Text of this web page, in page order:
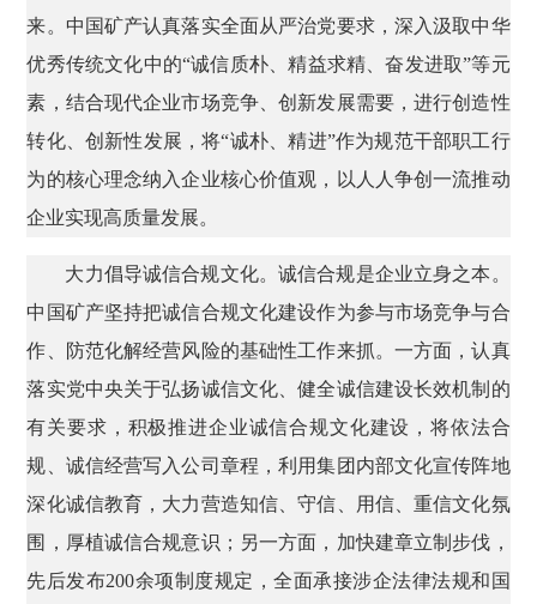
来。中国矿产认真落实全面从严治党要求，深入汲取中华
优秀传统文化中的“诚信质朴、精益求精、奋发进取”等元
素，结合现代企业市场竞争、创新发展需要，进行创造性
转化、创新性发展，将“诚朴、精进”作为规范干部职工行
为的核心理念纳入企业核心价值观，以人人争创一流推动
企业实现高质量发展。
大力倡导诚信合规文化。诚信合规是企业立身之本。
中国矿产坚持把诚信合规文化建设作为参与市场竞争与合
作、防范化解经营风险的基础性工作来抓。一方面，认真
落实党中央关于弘扬诚信文化、健全诚信建设长效机制的
有关要求，积极推进企业诚信合规文化建设，将依法合
规、诚信经营写入公司章程，利用集团内部文化宣传阵地
深化诚信教育，大力营造知信、守信、用信、重信文化氛
围，厚植诚信合规意识；另一方面，加快建章立制步伐，
先后发布200余项制度规定，全面承接涉企法律法规和国